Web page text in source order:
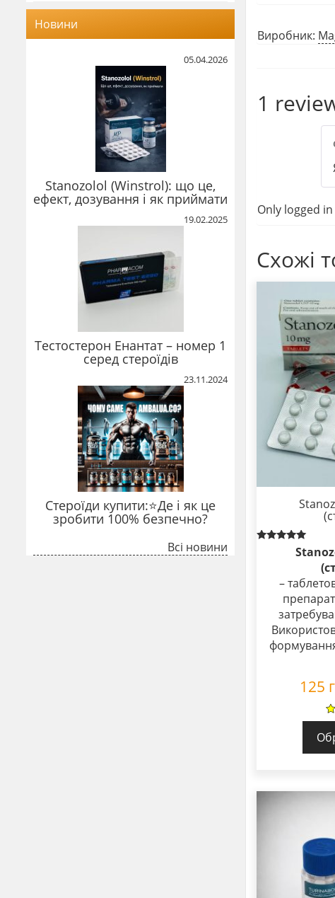
Виробник:
1
Only logged
Схожі
–
125
Новини
05.04.2026
Stanozolol (Winstrol): що це,
ефект, дозування і як приймати
19.02.2025
Тестостерон Енантат – номер 1
серед стероїдів
23.11.2024
Стероїди купити:⭐Де і як це
зробити 100% безпечно?
Всі новини